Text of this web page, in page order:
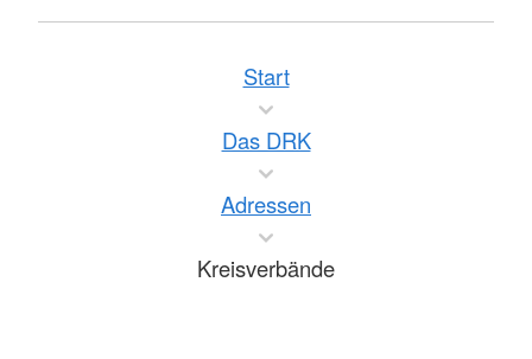
Start
Das DRK
Adressen
Kreisverbände